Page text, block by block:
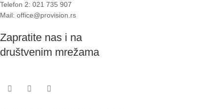
Telefon 2: 021 735 907
Mail: office@provision.rs
Zapratite nas i na
društvenim mrežama